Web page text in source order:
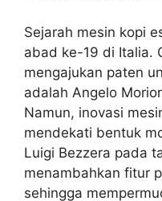
Sejarah mesin kopi
abad ke-19 di Italia.
mengajukan paten
adalah Angelo
Namun, inovasi
mendekati bentuk
Luigi Bezzera pada
menambahkan fitur
sehingga